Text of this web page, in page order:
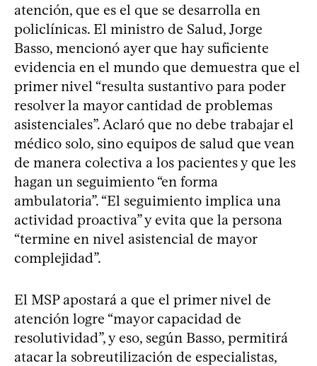
atención, que es el que se desarrolla en
policlínicas. El ministro de Salud, Jorge
Basso, mencionó ayer que hay suficiente
evidencia en el mundo que demuestra que el
primer nivel “resulta sustantivo para poder
resolver la mayor cantidad de problemas
asistenciales”. Aclaró que no debe trabajar el
médico solo, sino equipos de salud que vean
de manera colectiva a los pacientes y que les
hagan un seguimiento “en forma
ambulatoria”. “El seguimiento implica una
actividad proactiva” y evita que la persona
“termine en nivel asistencial de mayor
complejidad”.
El MSP apostará a que el primer nivel de
atención logre “mayor capacidad de
resolutividad”, y eso, según Basso, permitirá
atacar la sobreutilización de especialistas,